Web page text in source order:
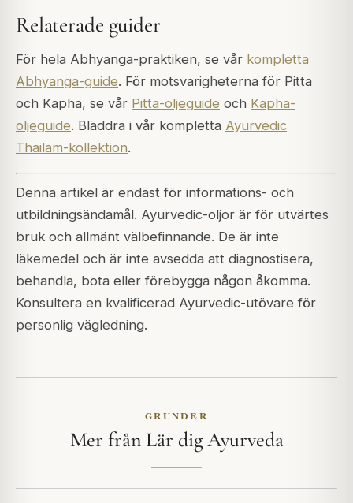
Relaterade guider
För hela Abhyanga-praktiken, se vår kompletta
Abhyanga-guide. För motsvarigheterna för Pitta
och Kapha, se vår Pitta-oljeguide och Kapha-
oljeguide. Bläddra i vår kompletta Ayurvedic
Thailam-kollektion.
Denna artikel är endast för informations- och
utbildningsändamål. Ayurvedic-oljor är för utvärtes
bruk och allmänt välbefinnande. De är inte
läkemedel och är inte avsedda att diagnostisera,
behandla, bota eller förebygga någon åkomma.
Konsultera en kvalificerad Ayurvedic-utövare för
personlig vägledning.
GRUNDER
Mer från Lär dig Ayurveda